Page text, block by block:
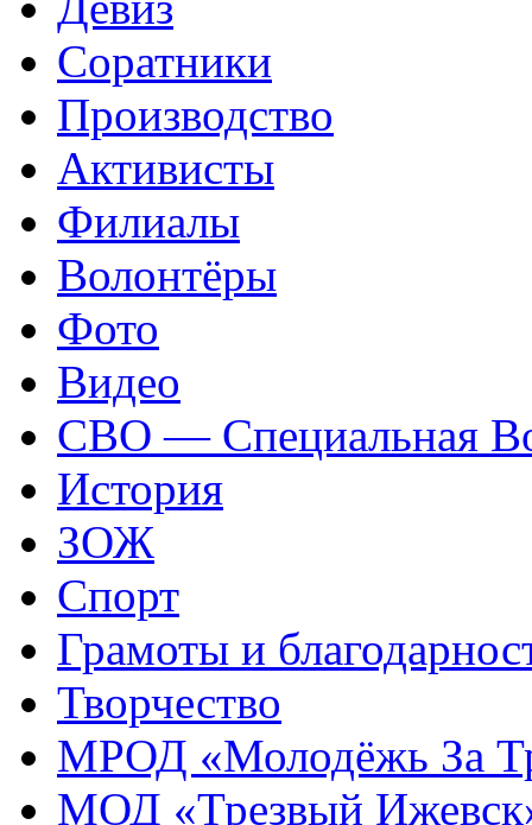
Соратники
Производство
Активисты
Филиалы
Волонтёры
Фото
Видео
СВО — Специальная
История
ЗОЖ
Спорт
Грамоты и
Творчество
МРОД «Молодёжь За
МОД «Трезвый